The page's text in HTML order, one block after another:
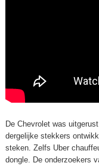
De Chevrolet was
dergelijke stekkers
steken. Zelfs Uber
dongle. De onderzoekers